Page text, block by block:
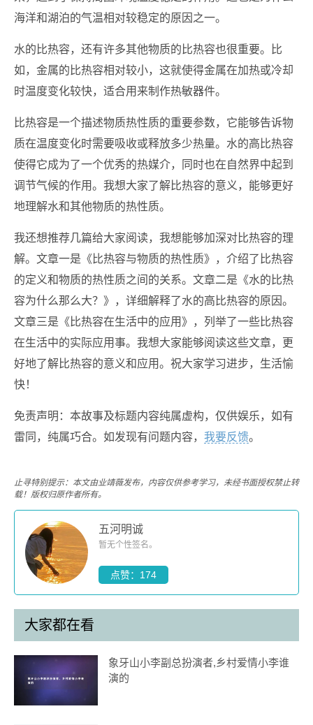
海洋和湖泊的气温相对较稳定的原因之一。
水的比热容，还有许多其他物质的比热容也很重要。比
如，金属的比热容相对较小，这就使得金属在加热或冷却
时温度变化较快，适合用来制作热敏器件。
比热容是一个描述物质热性质的重要参数，它能够告诉物
质在温度变化时需要吸收或释放多少热量。水的高比热容
使得它成为了一个优秀的热媒介，同时也在自然界中起到
调节气候的作用。我想大家了解比热容的意义，能够更好
地理解水和其他物质的热性质。
我还想推荐几篇给大家阅读，我想能够加深对比热容的理
解。文章一是《比热容与物质的热性质》，介绍了比热容
的定义和物质的热性质之间的关系。文章二是《水的比热
容为什么那么大？》，详细解释了水的高比热容的原因。
文章三是《比热容在生活中的应用》，列举了一些比热容
在生活中的实际应用事。我想大家能够阅读这些文章，更
好地了解比热容的意义和应用。祝大家学习进步，生活愉
快！
免责声明：本故事及标题内容纯属虚构，仅供娱乐，如有
雷同，纯属巧合。如发现有问题内容， 我要反馈。
止寻特别提示：本文由业靖薇发布，内容仅供参考学习，未经书面授权禁止转
载！版权归原作者所有。
五河明诚
暂无个性签名。
点赞：174
大家都在看
象牙山小李副总扮演者,乡村爱情小李谁
演的